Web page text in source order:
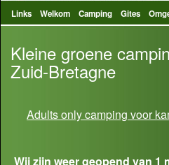
Links Welkom Camping Gites
Kleine groene
Zuid-Bretagne
Adults only camping voor
Wij zijn weer geopend van 1